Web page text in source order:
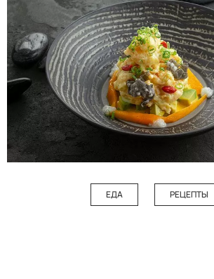
ЕДА РЕЦЕПТЫ